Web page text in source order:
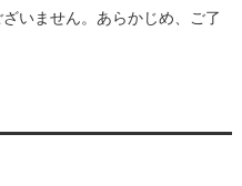
いません。あらかじめ、ご了